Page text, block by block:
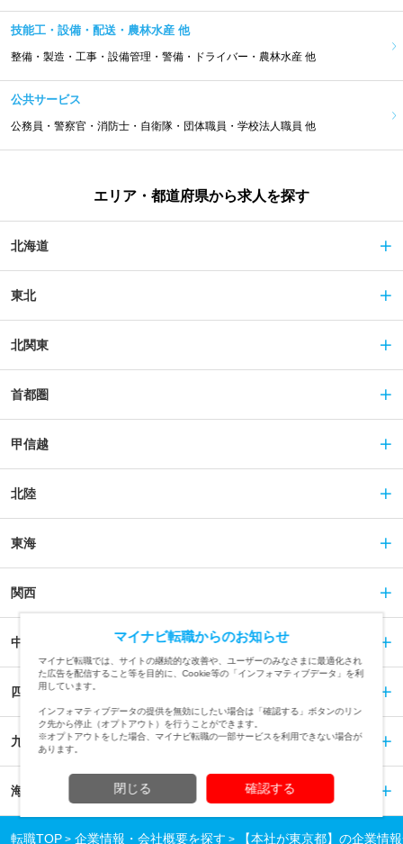
技能工・設備・配送・農林水産 他
整備・製造・工事・設備管理・警備・ドライバー・農林水産 他
公共サービス
公務員・警察官・消防士・自衛隊・団体職員・学校法人職員 他
エリア・都道府県から求人を探す
北海道
東北
北関東
首都圏
甲信越
北陸
東海
関西
中国
四国
九州
海外
転職TOP 企業情報・会社概要を探す 【本社が東京都】の企業情
マイナビ転職からのお知らせ
マイナビ転職では、サイトの継続的な改善や、ユーザーのみなさまに最適化され
た広告を配信すること等を目的に、Cookie等の「インフォマティブデータ」を利
用しています。
インフォマティブデータの提供を無効にしたい場合は「確認する」ボタンのリン
ク先から停止（オプトアウト）を行うことができます。
※オプトアウトをした場合、マイナビ転職の一部サービスを利用できない場合が
あります。
閉じる 確認する